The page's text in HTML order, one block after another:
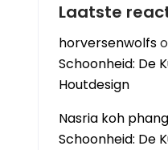
Laatste
horversenwolfs
Schoonheid: De
Houtdesign
Nasria koh
Schoonheid: De